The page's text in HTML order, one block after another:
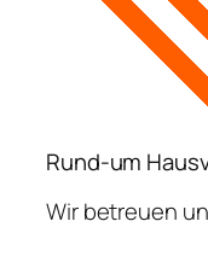
Rund-um
Wir betreuen